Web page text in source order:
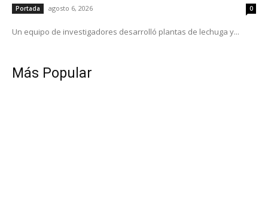
Portada agosto 6, 2026 0
Un equipo de investigadores desarrolló plantas de lechuga y...
Más Popular